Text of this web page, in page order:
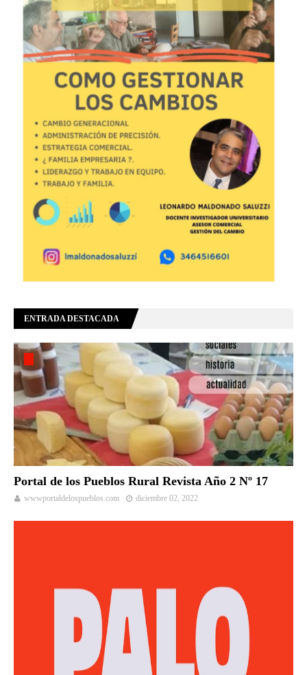
ENTRADA DESTACADA
Portal de los Pueblos Rural Revista Año 2 Nº 17
wwwportaldelospueblos.com diciembre 02, 2022